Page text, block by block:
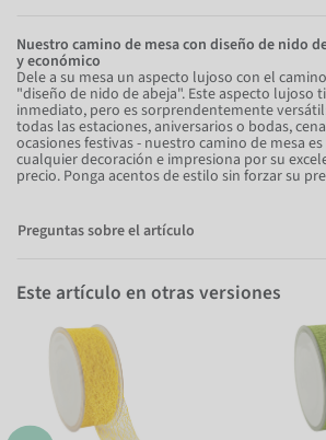
Nuestro camino de mesa con diseño de nido
y económico
Dele a su mesa un aspecto lujoso con el
"diseño de nido de abeja". Este aspecto lujoso
inmediato, pero es sorprendentemente
todas las estaciones, aniversarios o bodas,
ocasiones festivas - nuestro camino de mesa
cualquier decoración e impresiona por su
precio. Ponga acentos de estilo sin forzar su
Preguntas sobre el artículo
Este artículo en otras versiones